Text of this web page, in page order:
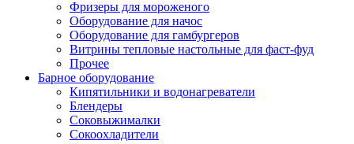
Фризеры для мороженого
Оборудование для начос
Оборудование для гамбургеров
Витрины тепловые настольные для фаст-фуд
Прочее
Барное оборудование
Кипятильники и водонагреватели
Блендеры
Соковыжималки
Сокоохладители